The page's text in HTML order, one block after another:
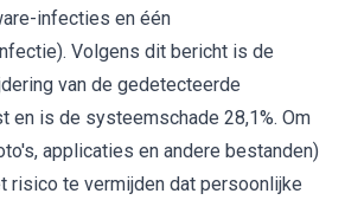
infecties en één
Volgens dit bericht is de
van de gedetecteerde
en is de systeemschade 28,1%. Om
applicaties en andere bestanden)
risico te vermijden dat persoonlijke